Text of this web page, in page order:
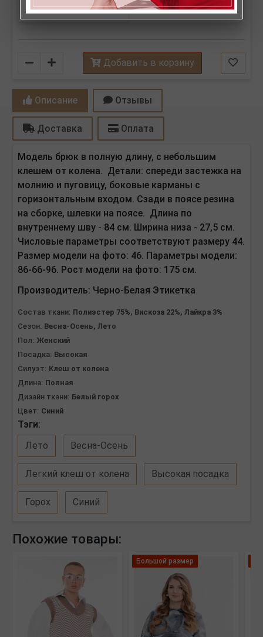
Количество Добавить в корзину
Описание Отзывы
Доставка Оплата
Модель брюк в полную длину, с небольшим
клешем от колена. Детали: спереди застежка на
молнию и пуговицу, боковые карманы с
горизонтальным входом. Сзади в поясе резина
на сборке, шлевки на поясе. Длина по
внутреннему шву - 84 см. Ширина низа - 27,5 см.
Числовые параметры соответствуют размеру 44.
Размер модели на фото: 46. Параметры модели:
86-66-96. Рост модели на фото: 175 см.
Производитель: Черно-Белая Этикетка
Состав ткани: Полиэстер 75%, Вискоза 22%, Лайкра 3%
Сезон: Весна-Осень, Лето
Пол: Женский
Посадка: Высокая
Силуэт: Клеш от колена
Длина: Полная
Дизайн ткани: Белый горох
Цвет: Синий
Тэги:
Лето
Весна-Осень
Легкий клеш от колена Высокая посадка
Горох Синий
Похожие товары:
Большой размер